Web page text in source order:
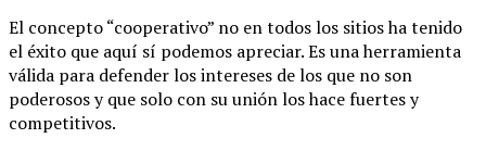
El concepto “cooperativo” no en todos los sitios ha tenido
el éxito que aquí sí podemos apreciar. Es una herramienta
válida para defender los intereses de los que no son
poderosos y que solo con su unión los hace fuertes y
competitivos.